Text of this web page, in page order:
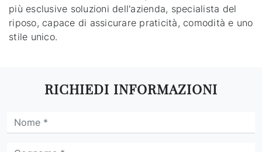
più esclusive soluzioni dell'azienda, specialista del
riposo, capace di assicurare praticità, comodità e uno
stile unico.
RICHIEDI INFORMAZIONI